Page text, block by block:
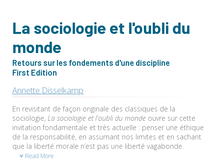
La sociologie et l'oubli du
monde
Retours sur les fondements d'une discipline
First Edition
Annette Disselkamp
En revisitant de façon originale des classiques de la
sociologie, La sociologie et l'oubli du monde ouvre sur cette
invitation fondamentale et très actuelle : penser une éthique
de la responsabilité, en assumant nos limites et en sachant
que la liberté morale n’est pas une liberté vagabonde.
Read More